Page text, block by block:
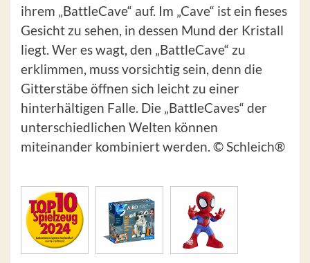
ihrem „BattleCave“ auf. Im „Cave“ ist ein fieses
Gesicht zu sehen, in dessen Mund der Kristall
liegt. Wer es wagt, den „BattleCave“ zu
erklimmen, muss vorsichtig sein, denn die
Gitterstäbe öffnen sich leicht zu einer
hinterhältigen Falle. Die „BattleCaves“ der
unterschiedlichen Welten können
miteinander kombiniert werden. © Schleich®